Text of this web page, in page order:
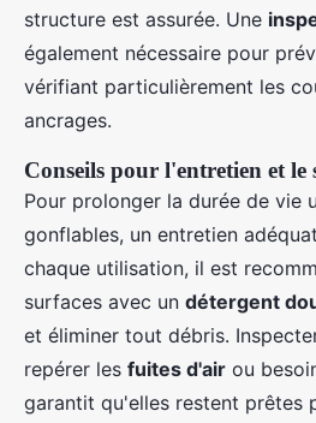
structure est assurée. Une
également nécessaire pour
vérifiant particulièrement les
ancrages.
Conseils pour l'entretien et le
Pour prolonger la durée de vie
gonflables, un entretien
chaque utilisation, il est
surfaces avec un détergent
et éliminer tout débris.
repérer les fuites d'air ou
garantit qu'elles restent prêtes